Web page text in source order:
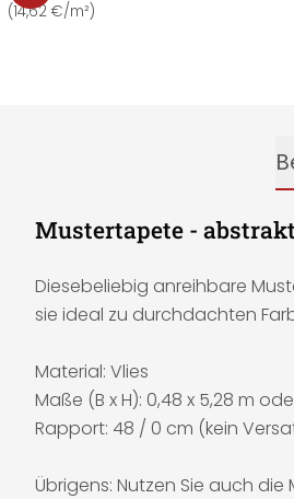
(14,62 €/m²)
Mustertapete -
Diesebeliebig anreihbare
sie ideal zu durchdachten
Material: Vlies
Maße (B x H): 0,48 x 5,28 m
Rapport: 48 / 0 cm (kein
Übrigens: Nutzen Sie auch